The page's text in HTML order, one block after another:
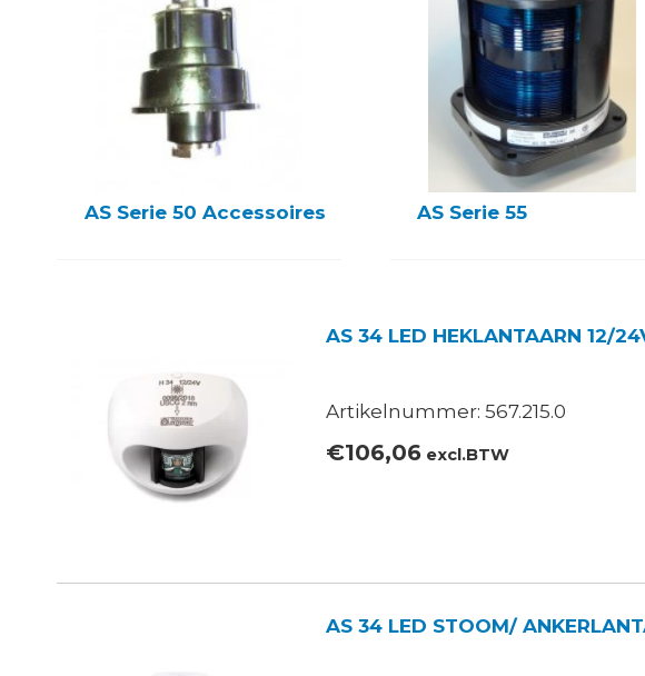
AS Serie 50 Accessoires AS Serie 55
AS 34 LED HEKLANTAARN 12/
Artikelnummer: 567.215.0
€106,06 excl.BTW
AS 34 LED STOOM/